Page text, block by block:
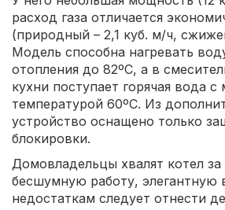
расход газа отличается
(природный – 2,1 куб. м/ч,
Модель способна нагревать
отопления до 82ºС, а в
кухни поступает горячая вода
температурой 60ºС. Из
устройство оснащено только
блокировки.
Домовладельцы хвалят котел
бесшумную работу, элегантную
недостаткам следует отнести